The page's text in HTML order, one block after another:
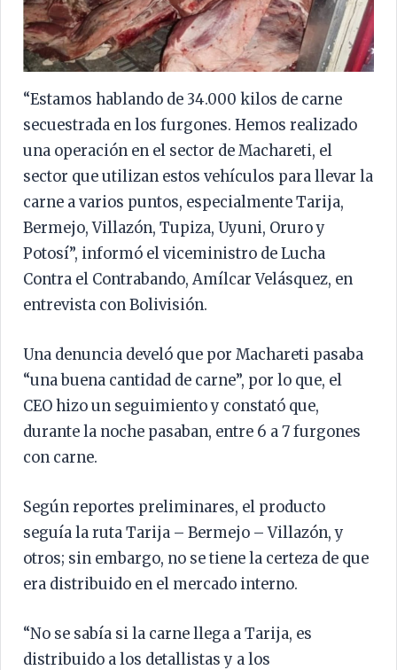
“Estamos hablando de 34.000 kilos de carne
secuestrada en los furgones. Hemos realizado
una operación en el sector de Machareti, el
sector que utilizan estos vehículos para llevar la
carne a varios puntos, especialmente Tarija,
Bermejo, Villazón, Tupiza, Uyuni, Oruro y
Potosí”, informó el viceministro de Lucha
Contra el Contrabando, Amílcar Velásquez, en
entrevista con Bolivisión.
Una denuncia develó que por Machareti pasaba
“una buena cantidad de carne”, por lo que, el
CEO hizo un seguimiento y constató que,
durante la noche pasaban, entre 6 a 7 furgones
con carne.
Según reportes preliminares, el producto
seguía la ruta Tarija – Bermejo – Villazón, y
otros; sin embargo, no se tiene la certeza de que
era distribuido en el mercado interno.
“No se sabía si la carne llega a Tarija, es
distribuido a los detallistas y a los